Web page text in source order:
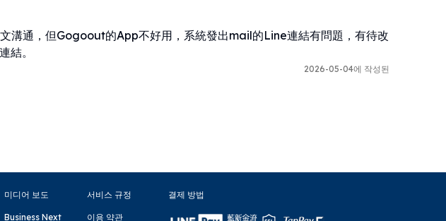
溝通，但Gogoout的App不好用，系統發出mail的Line連結有問題，有待改
結。
2026-05-04에 작성된
미디어 보도
Business Next
서비스 규정
이용 약관
결제 방법